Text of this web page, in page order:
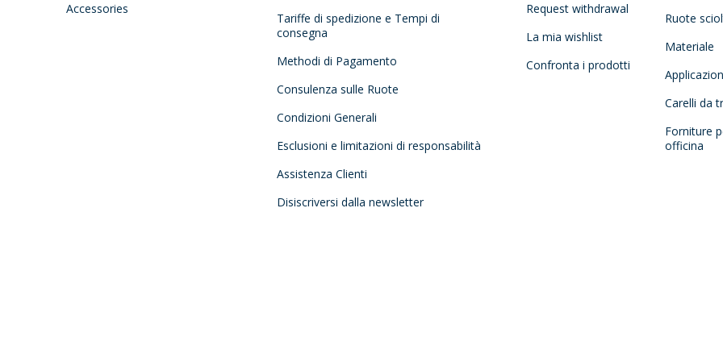
Accessories
Tariffe di spedizione e Tempi di
consegna
Methodi di Pagamento
Consulenza sulle Ruote
Condizioni Generali
Esclusioni e limitazioni di responsabilità
Assistenza Clienti
Disiscriversi dalla newsletter
Request withdrawal
La mia wishlist
Confronta i prodotti
Ruote
Materiale
Carelli da
Forniture
officina